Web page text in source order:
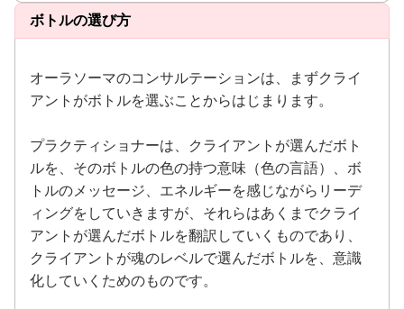
ボトルの選び方
オーラソーマのコンサルテーションは、まずクライ
アントがボトルを選ぶことからはじまります。
プラクティショナーは、クライアントが選んだボト
ルを、そのボトルの色の持つ意味（色の言語）、ボ
トルのメッセージ、エネルギーを感じながらリーデ
ィングをしていきますが、それらはあくまでクライ
アントが選んだボトルを翻訳していくものであり、
クライアントが魂のレベルで選んだボトルを、意識
化していくためのものです。